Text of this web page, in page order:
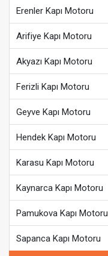
Erenler Kapı Motoru
Arifiye Kapı Motoru
Akyazı Kapı Motoru
Ferizli Kapı Motoru
Geyve Kapı Motoru
Hendek Kapı Motoru
Karasu Kapı Motoru
Kaynarca Kapı Motoru
Pamukova Kapı Motoru
Sapanca Kapı Motoru